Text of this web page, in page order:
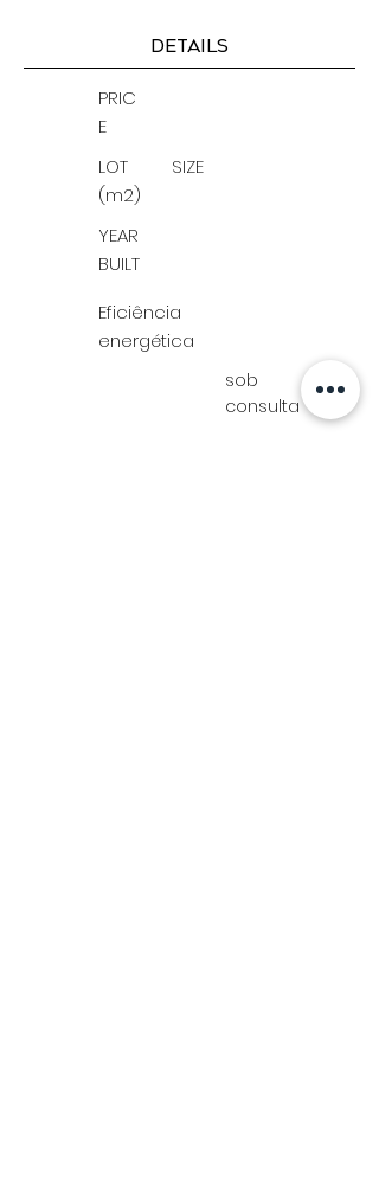
DETAILS
PRIC
E
LOT SIZE
(m2)
YEAR
BUILT
Eficiência
energética
sob
consulta